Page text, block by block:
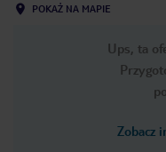
POKAŻ NA MAPIE
Ups, ta
Zobacz